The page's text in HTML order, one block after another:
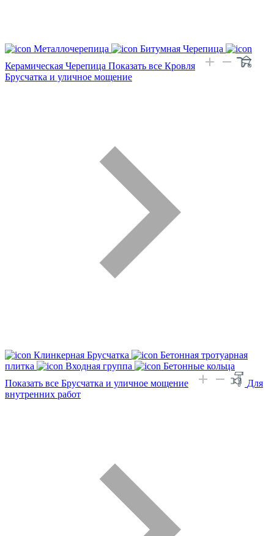
Металлочерепица
Битумная Черепица
Керамическая Черепица Показать все Кровля
Брусчатка и уличное мощение
Клинкерная Брусчатка
Бетонная тротуарная
плитка
Входная группа
Бетонные кольца
Показать все Брусчатка и уличное мощение
Для
внутренних работ